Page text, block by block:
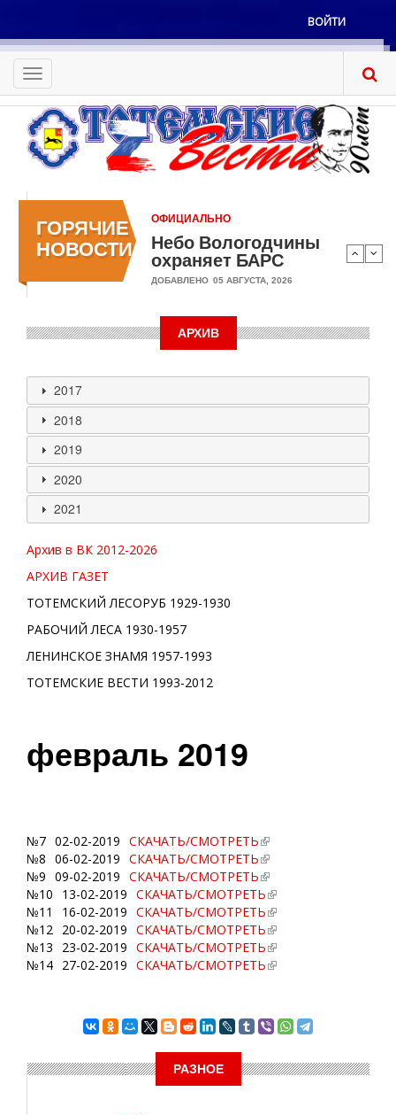
основному
содержанию
Меню
учётной
записи
пользователя
ВОЙТИ
Toggle
navigation
ГОРЯЧИЕ
НОВОСТИ
ОФИЦИАЛЬНО
Небо Вологодчины
охраняет БАРС
ДОБАВЛЕНО 05 АВГУСТА, 2026
АРХИВ
2017
2018
2019
2020
2021
Архив в ВК 2012-2026
АРХИВ ГАЗЕТ
ТОТЕМСКИЙ ЛЕСОРУБ 1929-1930
РАБОЧИЙ ЛЕСА 1930-1957
ЛЕНИНСКОЕ ЗНАМЯ 1957-1993
ТОТЕМСКИЕ ВЕСТИ 1993-2012
февраль 2019
№7 02-02-2019 СКАЧАТЬ/СМОТРЕТЬ
№8 06-02-2019 СКАЧАТЬ/СМОТРЕТЬ
№9 09-02-2019 СКАЧАТЬ/СМОТРЕТЬ
№10
13-02-2019 СКАЧАТЬ/СМОТРЕТЬ
№11
16-02-2019 СКАЧАТЬ/СМОТРЕТЬ
№12 20-02-2019 СКАЧАТЬ/СМОТРЕТЬ
№13
23-02-2019 СКАЧАТЬ/СМОТРЕТЬ
№14 27-02-2019 СКАЧАТЬ/СМОТРЕТЬ
РАЗНОЕ